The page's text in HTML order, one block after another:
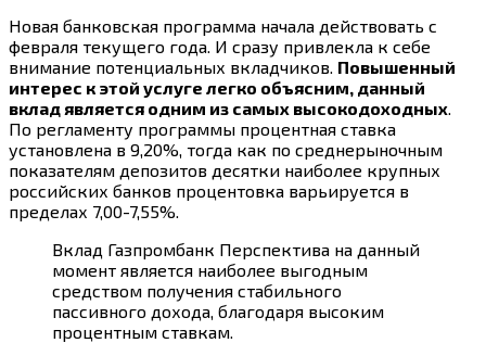
Новая банковская программа начала действовать с
февраля текущего года. И сразу привлекла к себе
внимание потенциальных вкладчиков. Повышенный
интерес к этой услуге легко объясним, данный
вклад является одним из самых высокодоходных
По регламенту программы процентная ставка
установлена в 9,20%, тогда как по среднерыночным
показателям депозитов десятки наиболее крупных
российских банков процентовка варьируется в
пределах 7,00-7,55%.
Вклад Газпромбанк Перспектива на данный
момент является наиболее выгодным
средством получения стабильного
пассивного дохода, благодаря высоким
процентным ставкам.